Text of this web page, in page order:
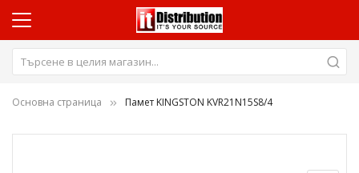
Основна страница Памет KINGSTON KVR21N15S8/4